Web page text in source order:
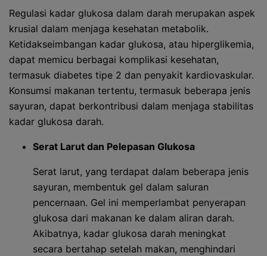
Regulasi kadar glukosa dalam darah merupakan aspek
krusial dalam menjaga kesehatan metabolik.
Ketidakseimbangan kadar glukosa, atau hiperglikemia,
dapat memicu berbagai komplikasi kesehatan,
termasuk diabetes tipe 2 dan penyakit kardiovaskular.
Konsumsi makanan tertentu, termasuk beberapa jenis
sayuran, dapat berkontribusi dalam menjaga stabilitas
kadar glukosa darah.
Serat Larut dan Pelepasan Glukosa
Serat larut, yang terdapat dalam beberapa jenis
sayuran, membentuk gel dalam saluran
pencernaan. Gel ini memperlambat penyerapan
glukosa dari makanan ke dalam aliran darah.
Akibatnya, kadar glukosa darah meningkat
secara bertahap setelah makan, menghindari